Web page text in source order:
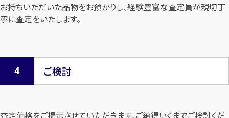
お持ちいただいた品物をお預かりし、経験豊富な査定員が親切丁
寧に査定をいたします。
ご検討
査定価格をご提示させていただきます。ご納得いくまでご検討くだ